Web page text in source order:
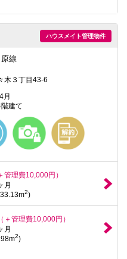
ハウスメイト管理物件
線
木３丁目43-6
月
建て
管理費10,000円）
月
2)
（＋管理費10,000円）
月
2)